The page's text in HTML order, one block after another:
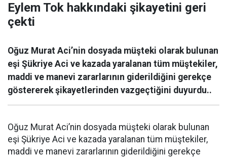
Eylem Tok hakkındaki şikayetini geri
çekti
Oğuz Murat Aci’nin dosyada müşteki olarak bulunan
eşi Şükriye Aci ve kazada yaralanan tüm müştekiler,
maddi ve manevi zararlarının giderildiğini gerekçe
göstererek şikayetlerinden vazgeçtiğini duyurdu..
Oğuz Murat Aci’nin dosyada müşteki olarak bulunan
eşi Şükriye Aci ve kazada yaralanan tüm müştekiler,
maddi ve manevi zararlarının giderildiğini gerekçe